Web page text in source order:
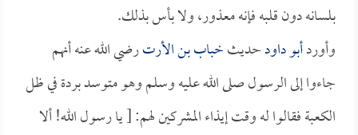
بلسانه دون قلبه فإنه معذور، ولا بأس بذلك.
وأوردأبو داودحديثخباب بن الأرترضي الله عنه أنهم
جاءوا إلى الرسول صلى الله عليه وسلم وهو متوسد بردة في ظل
الكعبة فقالوا له وقت إيذاء المشركين لهم: [ يا رسول الله! ألا